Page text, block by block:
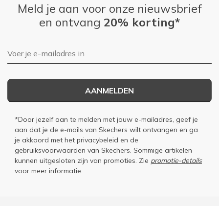
Meld je aan voor onze nieuwsbrief
en ontvang 20% korting*
E-mailadres
AANMELDEN
*Door jezelf aan te melden met jouw e-mailadres, geef je
aan dat je de e-mails van Skechers wilt ontvangen en ga
je akkoord met het privacybeleid en de
gebruiksvoorwaarden van Skechers. Sommige artikelen
kunnen uitgesloten zijn van promoties. Zie promotie-details
voor meer informatie.